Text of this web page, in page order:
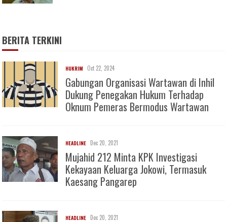
BERITA TERKINI
HUKRIM Oct 22, 2024
Gabungan Organisasi Wartawan di Inhil
Dukung Penegakan Hukum Terhadap
Oknum Pemeras Bermodus Wartawan
HEADLINE Dec 20, 2021
Mujahid 212 Minta KPK Investigasi
Kekayaan Keluarga Jokowi, Termasuk
Kaesang Pangarep
HEADLINE Dec 20, 2021